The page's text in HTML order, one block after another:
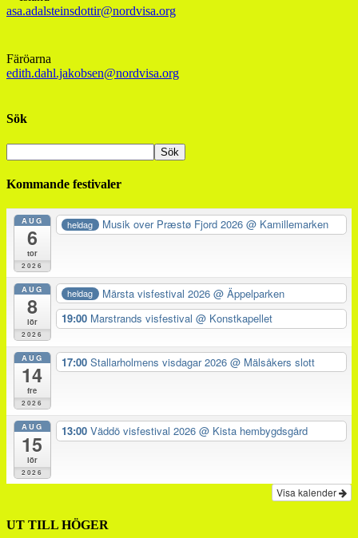
asa.adalsteinsdottir@nordvisa.org
Färöarna
edith.dahl.jakobsen@nordvisa.org
Sök
Kommande festivaler
AUG
6
tor
2026
heldag Musik over Præstø Fjord 2026@ Kamillemarken
AUG
8
lör
2026
heldag Märsta visfestival 2026@ Äppelparken
19:00 Marstrands visfestival @ Konstkapellet
AUG
14
fre
2026
17:00 Stallarholmens visdagar 2026 @ Mälsåkers slott
AUG
15
lör
2026
13:00 Väddö visfestival 2026 @ Kista hembygdsgård
Visa kalender
UT TILL HÖGER